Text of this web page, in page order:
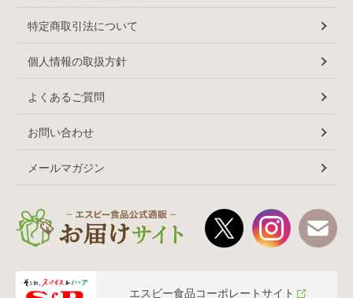
特定商取引法について
個人情報の取扱方針
よくあるご質問
お問い合わせ
メールマガジン
エスビー食品コーポレートサイト